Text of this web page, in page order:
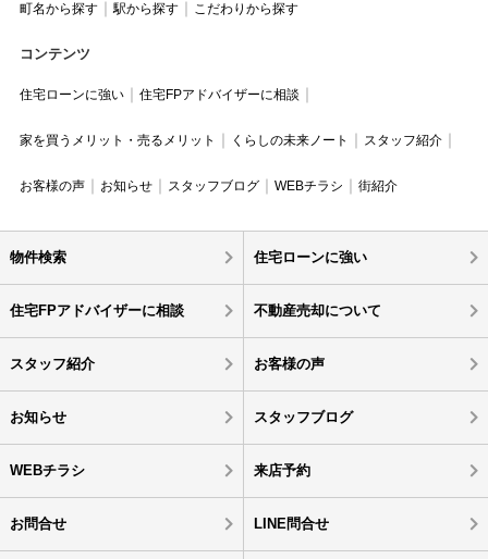
町名から探す 駅から探す こだわりから探す
コンテンツ
住宅ローンに強い 住宅FPアドバイザーに相談
家を買うメリット・売るメリット くらしの未来ノート スタッフ紹介
お客様の声 お知らせ スタッフブログ WEBチラシ 街紹介
物件検索 住宅ローンに強い
住宅FPアドバイザーに相談 不動産売却について
スタッフ紹介 お客様の声
お知らせ スタッフブログ
WEBチラシ 来店予約
お問合せ LINE問合せ